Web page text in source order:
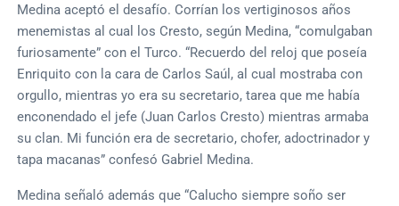
Medina aceptó el desafío. Corrían los vertiginosos años
menemistas al cual los Cresto, según Medina, “comulgaban
furiosamente” con el Turco. “Recuerdo del reloj que poseía
Enriquito con la cara de Carlos Saúl, al cual mostraba con
orgullo, mientras yo era su secretario, tarea que me había
enconendado el jefe (Juan Carlos Cresto) mientras armaba
su clan. Mi función era de secretario, chofer, adoctrinador y
tapa macanas” confesó Gabriel Medina.
Medina señaló además que “Calucho siempre soño ser